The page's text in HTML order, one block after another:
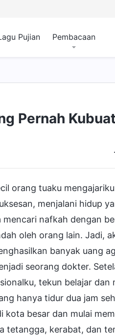
Pujian Pembacaan
Pernah Kubuat
orang tuaku
menjalani hidup
nafkah dengan
oleh orang lain. Jadi,
banyak uang
seorang dokter.
tekun belajar dan
hanya tidur dua jam
kota besar dan mulai
tetangga, kerabat, dan